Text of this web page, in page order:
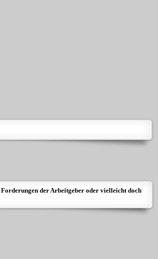
der Arbeitgeber oder vielleicht doch